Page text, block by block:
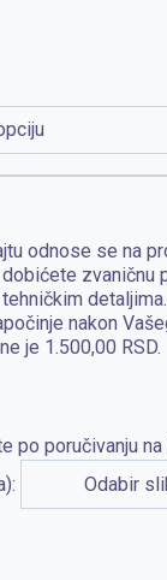
odnose se na
zvaničnu
detaljima.
nakon
je 1.500,00 RSD.
po poručivanju na
Odabir